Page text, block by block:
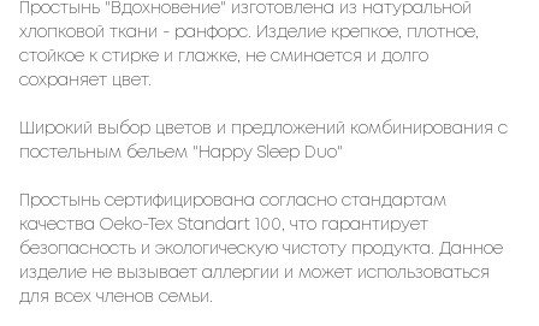
Простынь "Вдохновение" изготовлена из натуральной
хлопковой ткани - ранфорс. Изделие крепкое, плотное,
стойкое к стирке и глажке, не сминается и долго
сохраняет цвет.
Широкий выбор цветов и предложений комбинирования с
постельным бельем "Happy Sleep Duo"
Простынь сертифицирована согласно стандартам
качества Oeko-Tex Standart 100, что гарантирует
безопасность и экологическую чистоту продукта. Данное
изделие не вызывает аллергии и может использоваться
для всех членов семьи.